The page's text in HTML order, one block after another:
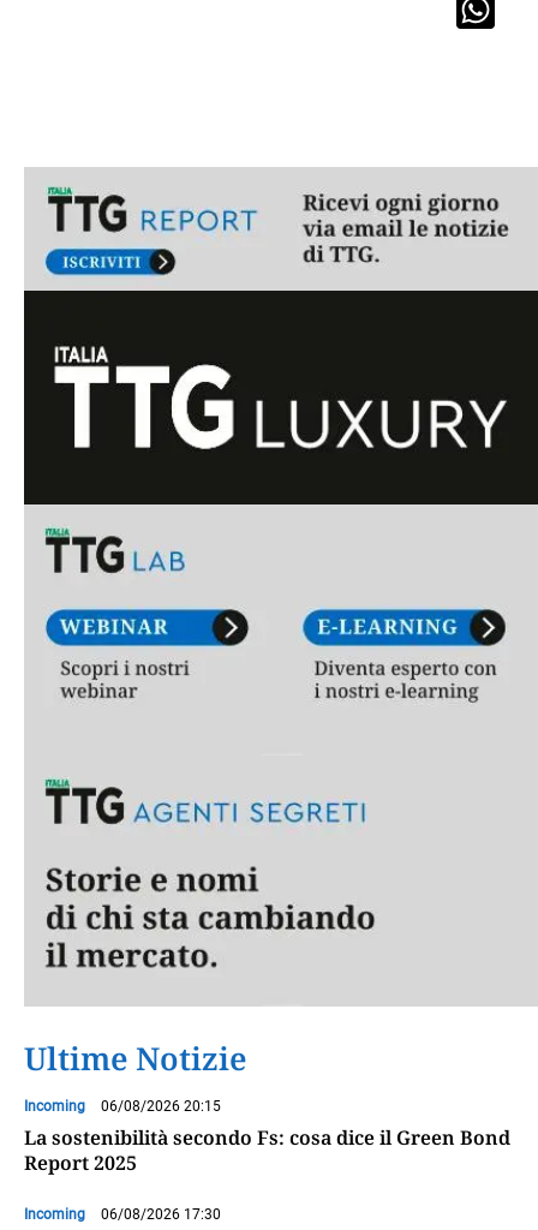
Ultime Notizie
Incoming 06/08/2026 20:15
La sostenibilità secondo Fs: cosa dice il Green Bond
Report 2025
Incoming 06/08/2026 17:30